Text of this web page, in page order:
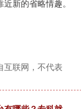
新的省略情趣。
互联网，不代表